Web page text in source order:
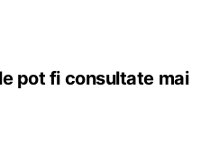
pot fi consultate mai